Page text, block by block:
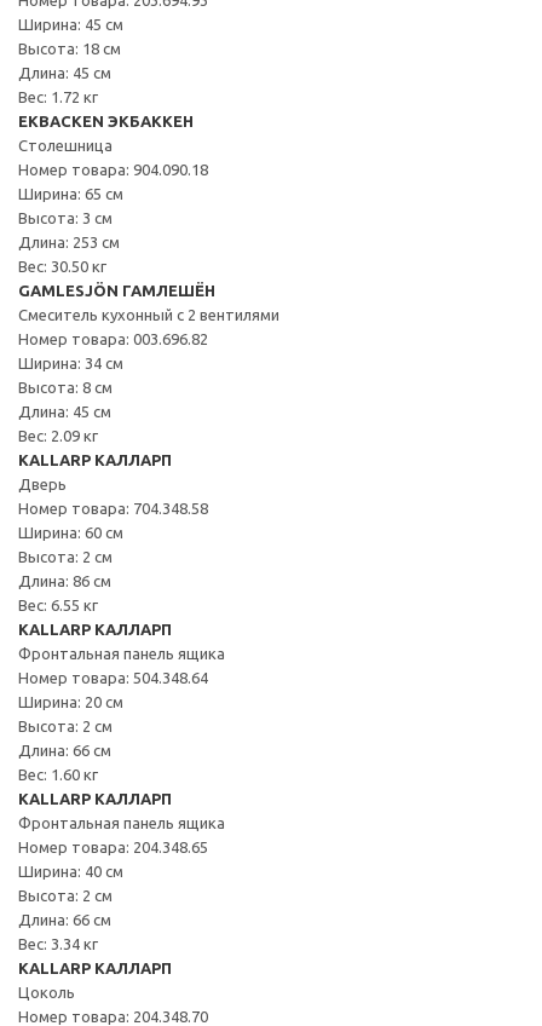
Ширина: 45 см
Высота: 18 см
Длина: 45 см
Вес: 1.72 кг
EKBACKEN ЭКБАККЕН
Столешница
Номер товара: 904.090.18
Ширина: 65 см
Высота: 3 см
Длина: 253 см
Вес: 30.50 кг
GAMLESJÖN ГАМЛЕШЁН
Смеситель кухонный с 2 вентилями
Номер товара: 003.696.82
Ширина: 34 см
Высота: 8 см
Длина: 45 см
Вес: 2.09 кг
KALLARP КАЛЛАРП
Дверь
Номер товара: 704.348.58
Ширина: 60 см
Высота: 2 см
Длина: 86 см
Вес: 6.55 кг
KALLARP КАЛЛАРП
Фронтальная панель ящика
Номер товара: 504.348.64
Ширина: 20 см
Высота: 2 см
Длина: 66 см
Вес: 1.60 кг
KALLARP КАЛЛАРП
Фронтальная панель ящика
Номер товара: 204.348.65
Ширина: 40 см
Высота: 2 см
Длина: 66 см
Вес: 3.34 кг
KALLARP КАЛЛАРП
Цоколь
Номер товара: 204.348.70